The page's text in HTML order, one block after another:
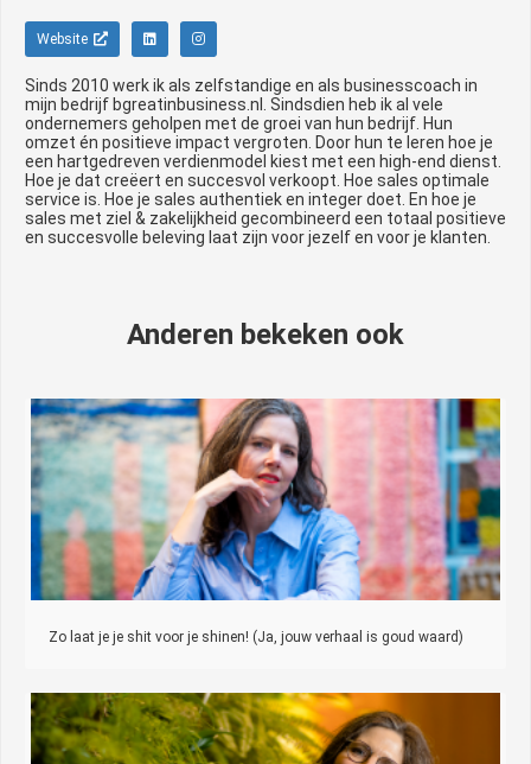
Website
Sinds 2010 werk ik als zelfstandige en als businesscoach in
mijn bedrijf bgreatinbusiness.nl. Sindsdien heb ik al vele
ondernemers geholpen met de groei van hun bedrijf. Hun
omzet én positieve impact vergroten. Door hun te leren hoe je
een hartgedreven verdienmodel kiest met een high-end dienst.
Hoe je dat creëert en succesvol verkoopt. Hoe sales optimale
service is. Hoe je sales authentiek en integer doet. En hoe je
sales met ziel & zakelijkheid gecombineerd een totaal positieve
en succesvolle beleving laat zijn voor jezelf en voor je klanten.
Anderen bekeken ook
Zo laat je je shit voor je shinen! (Ja, jouw verhaal is goud waard)